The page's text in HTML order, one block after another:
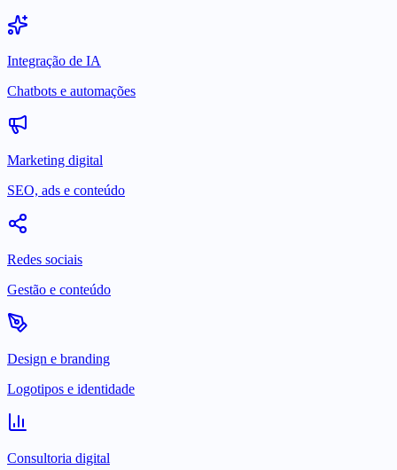
Integração de IA
Chatbots e automações
Marketing digital
SEO, ads e conteúdo
Redes sociais
Gestão e conteúdo
Design e branding
Logotipos e identidade
Consultoria digital